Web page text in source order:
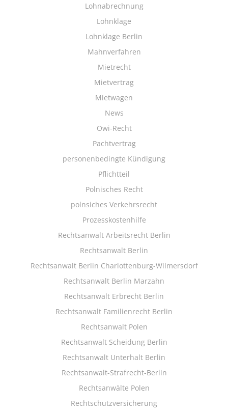
Lohnabrechnung
Lohnklage
Lohnklage Berlin
Mahnverfahren
Mietrecht
Mietvertrag
Mietwagen
News
Owi-Recht
Pachtvertrag
personenbedingte Kündigung
Pflichtteil
Polnisches Recht
polnsiches Verkehrsrecht
Prozesskostenhilfe
Rechtsanwalt Arbeitsrecht Berlin
Rechtsanwalt Berlin
Rechtsanwalt Berlin Charlottenburg-Wilmersdorf
Rechtsanwalt Berlin Marzahn
Rechtsanwalt Erbrecht Berlin
Rechtsanwalt Familienrecht Berlin
Rechtsanwalt Polen
Rechtsanwalt Scheidung Berlin
Rechtsanwalt Unterhalt Berlin
Rechtsanwalt-Strafrecht-Berlin
Rechtsanwälte Polen
Rechtschutzversicherung